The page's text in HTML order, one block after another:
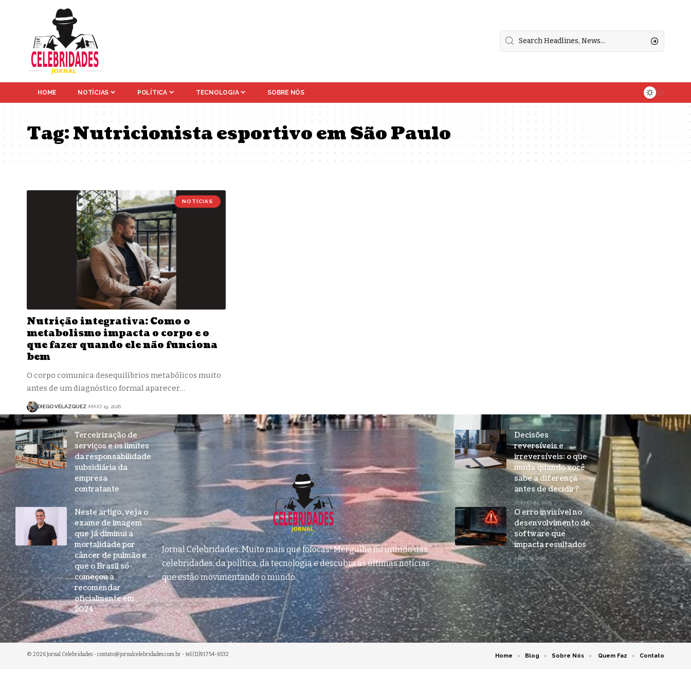
HOME NOTÍCIAS POLÍTICA TECNOLOGIA SOBRE NÓS
Tag:Nutricionista esportivo em São Paulo
NOTÍCIAS
Nutrição integrativa: Como o
metabolismo impacta o corpo e o
que fazer quando ele não funciona
bem
O corpo comunica desequilíbrios metabólicos muito
antes de um diagnóstico formal aparecer…
DIEGO VELÁZQUEZ MAIO 19, 2026
Terceirização de
serviços e os limites
da responsabilidade
subsidiária da
empresa
contratante
JULHO 31, 2026
Neste artigo, veja o
exame de imagem
que já diminui a
mortalidade por
câncer de pulmão e
que o Brasil só
começou a
recomendar
oficialmente em
2024
JULHO 22, 2026
Jornal Celebridades: Muito mais que fofocas! Mergulhe no mundo das
celebridades, da política, da tecnologia e descubra as últimas notícias
que estão movimentando o mundo.
Decisões
reversíveis e
irreversíveis: o que
muda quando você
sabe a diferença
antes de decidir?
JULHO 24, 2026
O erro invisível no
desenvolvimento de
software que
impacta resultados
ABRIL 9, 2026
© 2026 Jornal Celebridades - contato@jornalcelebridades.com.br - tel.(11)91754-6532 Home Blog Sobre Nós Quem Faz Contato